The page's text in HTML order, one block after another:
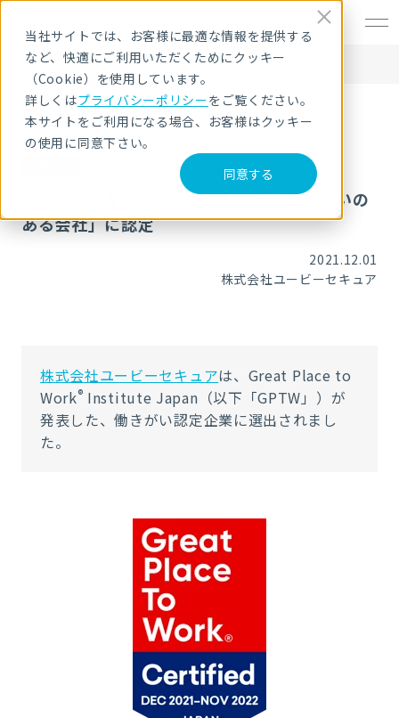
当社サイトでは、お客様に最適な情報を提供する
など、快適にご利用いただくためにクッキー
（Cookie）を使用しています。
詳しくはプライバシーポリシーをご覧ください。
本サイトをご利用になる場合、お客様はクッキー
の使用に同意下さい。
同意する
HOME
ニュース・トピックス
ユービーセキュア、日本における「働きがいのある会社」に認定
ユービーセキュア、日本における「働きがいの
ある会社」に認定
2021.12.01
株式会社ユービーセキュア
株式会社ユービーセキュアは、Great Place to
Work® Institute Japan（以下「GPTW」）が
発表した、働きがい認定企業に選出されまし
た。